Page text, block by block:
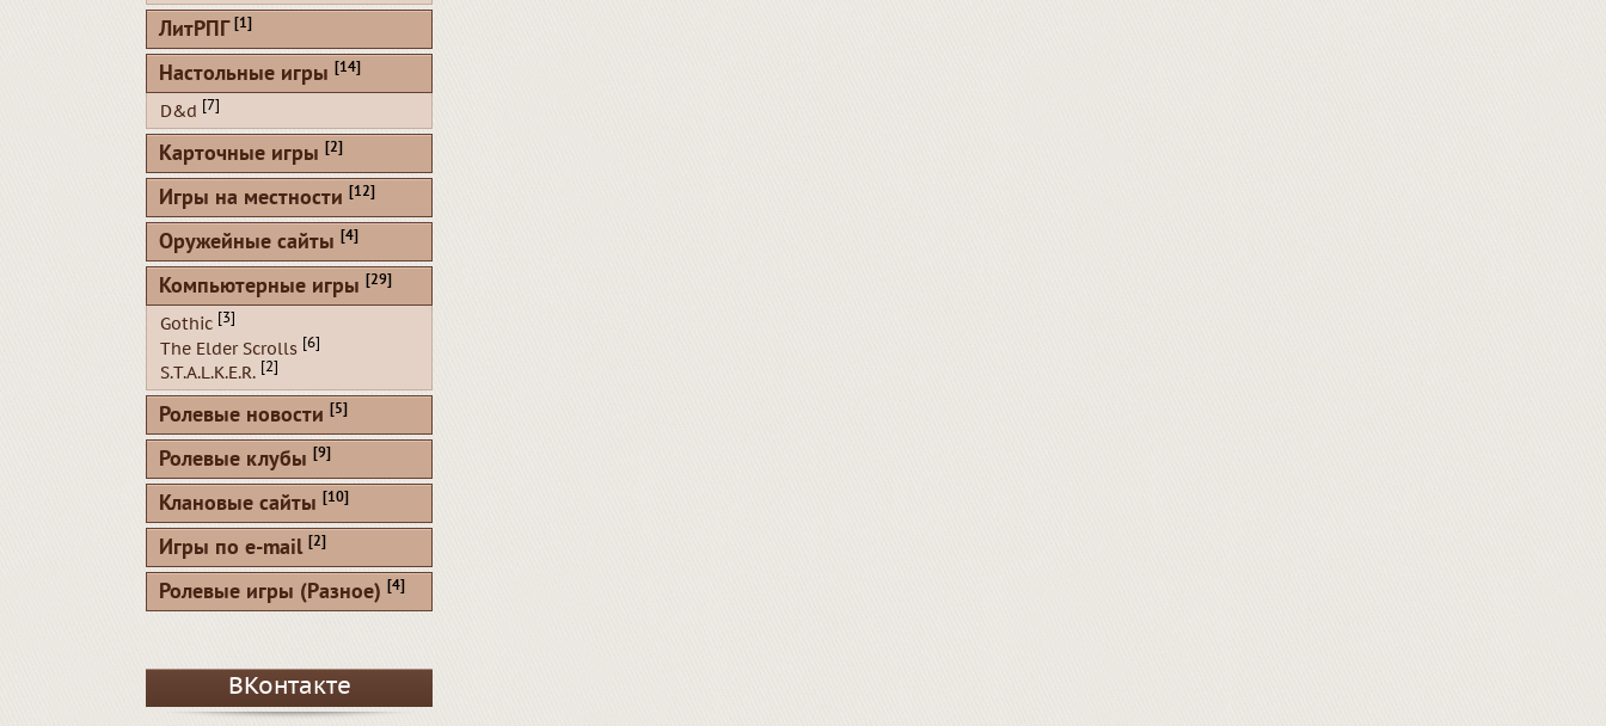
ЛитРПГ [1]
Настольные игры [14]
D&d [7]
Карточные игры [2]
Игры на местности [12]
Оружейные сайты [4]
Компьютерные игры [29]
Gothic [3]
The Elder Scrolls [6]
S.T.A.L.K.E.R. [2]
Ролевые новости [5]
Ролевые клубы [9]
Клановые сайты [10]
Игры по e-mail [2]
Ролевые игры (Разное) [4]
ВКонтакте